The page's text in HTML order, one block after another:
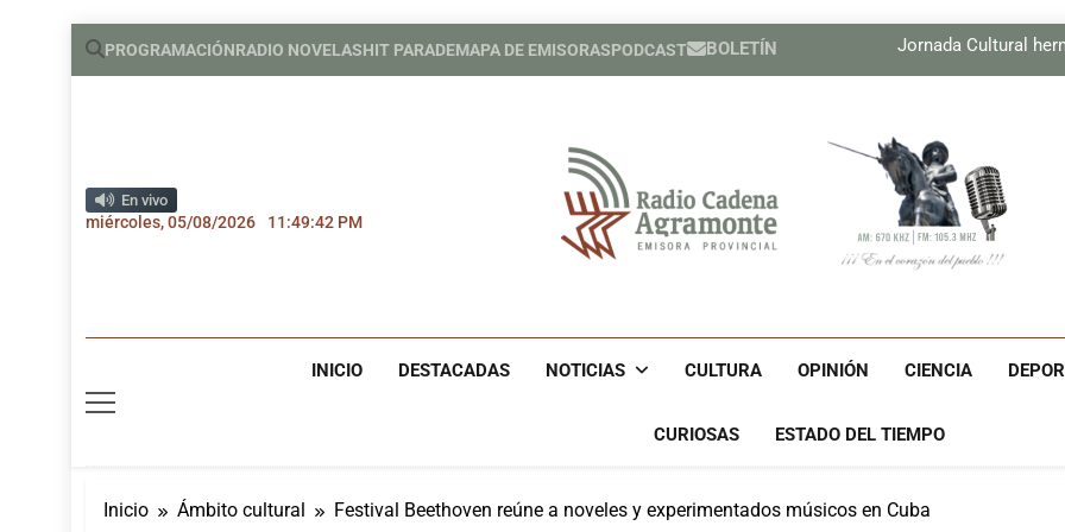
Saltar
PROGRAMACIÓNRADIO NOVELASHIT PARADEMAPA DE EMISORASPODCAST BOLETÍN
Jornada Cultural
Jornada Cultural
Compañía
En vivo
miércoles, 05/08/2026 11:49:43 PM
Radio Cadena
INICIO DESTACADAS NOTICIAS CULTURA OPINIÓN CIENCIA
CURIOSAS ESTADO DEL TIEMPO
Inicio Ámbito cultural Festival Beethoven reúne a noveles y experimentados músicos en Cuba